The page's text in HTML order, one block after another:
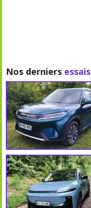
Nos derniers essais